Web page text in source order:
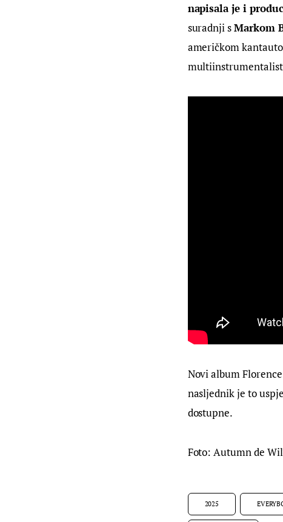
napisala je i
suradnji s Markom
američkom
Novi album
nasljednik je to
dostupne.
Foto: Autumn de
2025